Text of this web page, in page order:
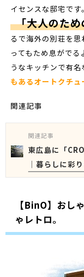
イセンスな邸宅で
「大人のた
るで海外の別荘を
ってもため息がで
うなキッチンで有名
もあるオートクチ
関連記事
関連記事
東広島に「
｜暮らしに彩
【BinO】おし
ゃレトロ。